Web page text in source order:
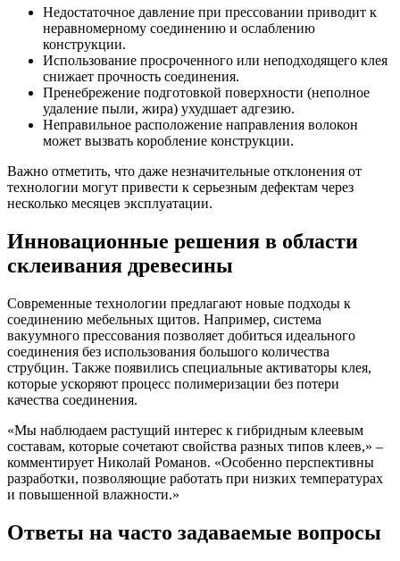
Недостаточное давление при прессовании приводит к
неравномерному соединению и ослаблению
конструкции.
Использование просроченного или неподходящего клея
снижает прочность соединения.
Пренебрежение подготовкой поверхности (неполное
удаление пыли, жира) ухудшает адгезию.
Неправильное расположение направления волокон
может вызвать коробление конструкции.
Важно отметить, что даже незначительные отклонения от
технологии могут привести к серьезным дефектам через
несколько месяцев эксплуатации.
Инновационные решения в области
склеивания древесины
Современные технологии предлагают новые подходы к
соединению мебельных щитов. Например, система
вакуумного прессования позволяет добиться идеального
соединения без использования большого количества
струбцин. Также появились специальные активаторы клея,
которые ускоряют процесс полимеризации без потери
качества соединения.
«Мы наблюдаем растущий интерес к гибридным клеевым
составам, которые сочетают свойства разных типов клеев,» –
комментирует Николай Романов. «Особенно перспективны
разработки, позволяющие работать при низких температурах
и повышенной влажности.»
Ответы на часто задаваемые вопросы